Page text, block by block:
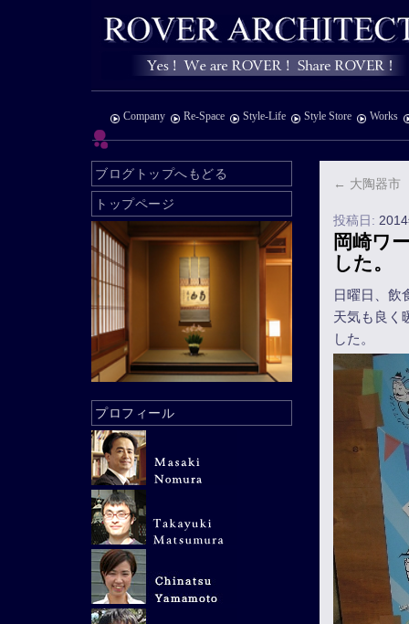
Company Re-Space Style-Life Style Store Works
← 大陶器市
投稿日:
岡崎ワ
した。
日曜日、飲
天気も良く
した。
ブログトップへもどる
トップページ
プロフィール